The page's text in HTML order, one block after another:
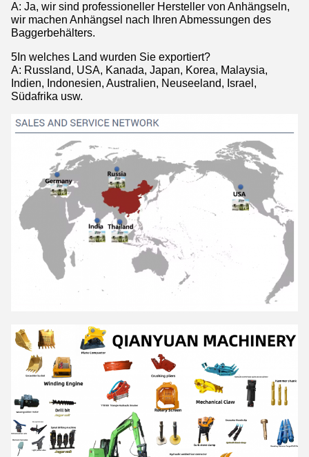
A: Ja, wir sind professioneller Hersteller von Anhängseln,
wir machen Anhängsel nach Ihren Abmessungen des
Baggerbehälters.
5In welches Land wurden Sie exportiert?
A: Russland, USA, Kanada, Japan, Korea, Malaysia,
Indien, Indonesien, Australien, Neuseeland, Israel,
Südafrika usw.